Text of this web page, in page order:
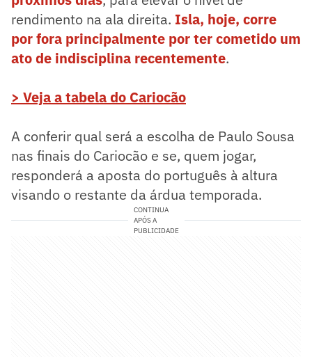
rendimento na ala direita. Isla, hoje, corre
por fora principalmente por ter cometido um
ato de indisciplina recentemente.
> Veja a tabela do Cariocão
A conferir qual será a escolha de Paulo Sousa
nas finais do Cariocão e se, quem jogar,
responderá a aposta do português à altura
visando o restante da árdua temporada.
CONTINUA
APÓS A
PUBLICIDADE